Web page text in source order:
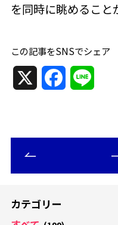
を同時に眺めること
この記事をSNSでシェア
b
カテゴリー